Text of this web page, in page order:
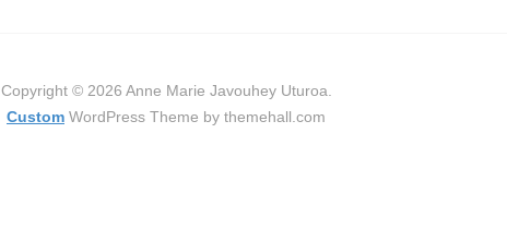
Copyright © 2026 Anne Marie Javouhey Uturoa.
Custom WordPress Theme by themehall.com